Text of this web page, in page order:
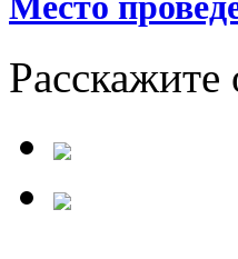
Расскажите